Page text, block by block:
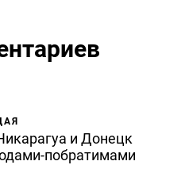
и Донецк
побратимами